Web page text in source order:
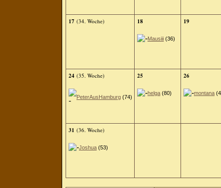
17 (34. Woche) 18
Mausiii (36)
19
24 (35. Woche)
PeterAusHamburg (74)
25
helga (80)
26
montana
31 (36. Woche)
Joshua (53)